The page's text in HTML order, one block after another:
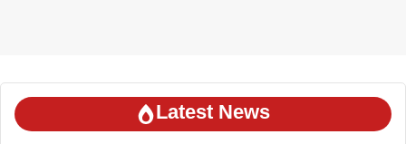
Latest News